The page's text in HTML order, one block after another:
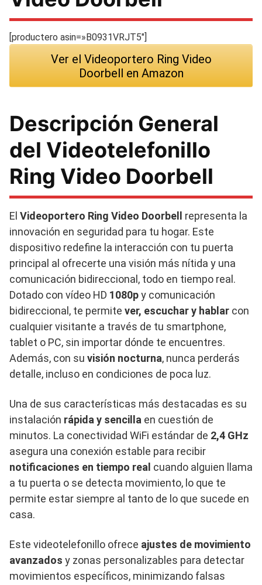
[productero asin=»B0931VRJT5″]
Ver el Videoportero Ring Video
Doorbell en Amazon
Descripción General
del Videotelefonillo
Ring Video Doorbell
El Videoportero Ring Video Doorbell
representa la
innovación en seguridad para tu hogar. Este
dispositivo redefine la interacción con tu puerta
principal al ofrecerte una visión más nítida y una
comunicación bidireccional, todo en tiempo real.
Dotado con vídeo HD 1080py comunicación
bidireccional, te permite ver, escuchar y hablar con
cualquier visitante a través de tu smartphone,
tablet o PC, sin importar dónde te encuentres.
Además, con su visión nocturna, nunca perderás
detalle, incluso en condiciones de poca luz.
Una de sus características más destacadas es su
instalación rápida y sencilla en cuestión de
minutos. La conectividad WiFi estándar de 2,4 GHz
asegura una conexión estable para recibir
notificaciones en tiempo real cuando alguien llama
a tu puerta o se detecta movimiento, lo que te
permite estar siempre al tanto de lo que sucede en
casa.
Este videotelefonillo ofrece ajustes de movimiento
avanzados y zonas personalizables para detectar
movimientos específicos, minimizando falsas